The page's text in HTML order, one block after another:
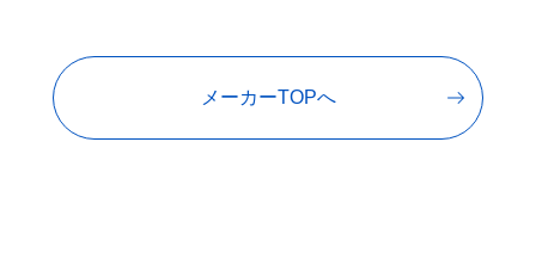
メーカーTOPへ